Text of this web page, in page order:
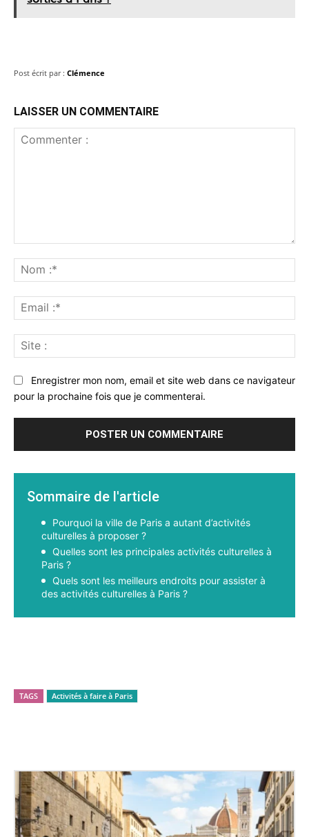
Post écrit par : Clémence
LAISSER UN COMMENTAIRE
:*
:*
:
Enregistrer mon nom, email et site web dans ce navigateur
pour la prochaine fois que je commenterai.
Sommaire de l'article
Pourquoi la ville de Paris a autant d’activités
culturelles à proposer ?
Quelles sont les principales activités culturelles à
Paris ?
Quels sont les meilleurs endroits pour assister à
des activités culturelles à Paris ?
TAGS Activités à faire à Paris